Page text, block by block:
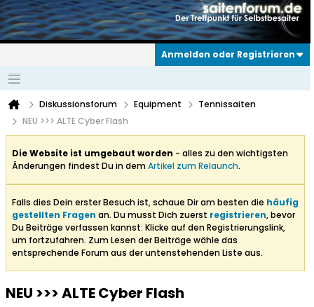
Anmelden oder Registrieren
Diskussionsforum Equipment
Tennissaiten
NEU >>> ALTE Cyber Flash
Die Website ist umgebaut worden - alles zu den wichtigsten
Änderungen findest Du in demArtikel zum Relaunch.
Falls dies Dein erster Besuch ist, schaue Dir am besten die häufig
gestellten Fragen an. Du musst Dich zuerst registrieren, bevor
Du Beiträge verfassen kannst: Klicke auf den Registrierungslink,
um fortzufahren. Zum Lesen der Beiträge wähle das
entsprechende Forum aus der untenstehenden Liste aus.
NEU >>> ALTE Cyber Flash